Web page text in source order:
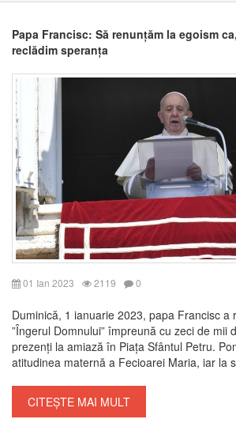
Papa Francisc: Să renunțăm la egoism
reclădim speranța
01 Ian 2023 2119 0
Duminică, 1 ianuarie 2023, papa Francisc a
”Îngerul Domnului” împreună cu zeci de mii
prezenți la amiază în Piața Sfântul Petru.
atitudinea maternă a Fecioarei Maria, iar la
CITEȘTE MAI MULT